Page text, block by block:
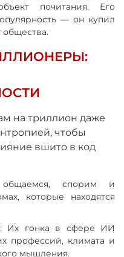
почитания. Его
— он купил
общества.
на триллион даже
чтобы
вшито в код
спорим и
которые находятся
Их гонка в сфере ИИ
профессий, климата и
мышления.